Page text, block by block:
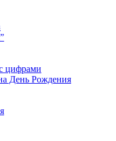
цифрами
День Рождения